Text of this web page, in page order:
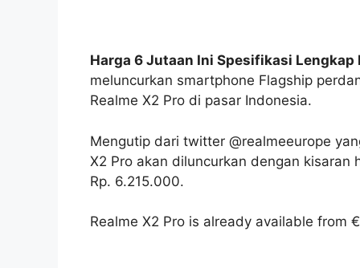
Harga 6 Jutaan Ini Spesifikasi Lengkap
meluncurkan smartphone Flagship
Realme X2 Pro di pasar Indonesia.
Mengutip dari twitter @realmeeurope
X2 Pro akan diluncurkan dengan
Rp. 6.215.000.
Realme X2 Pro is already available from